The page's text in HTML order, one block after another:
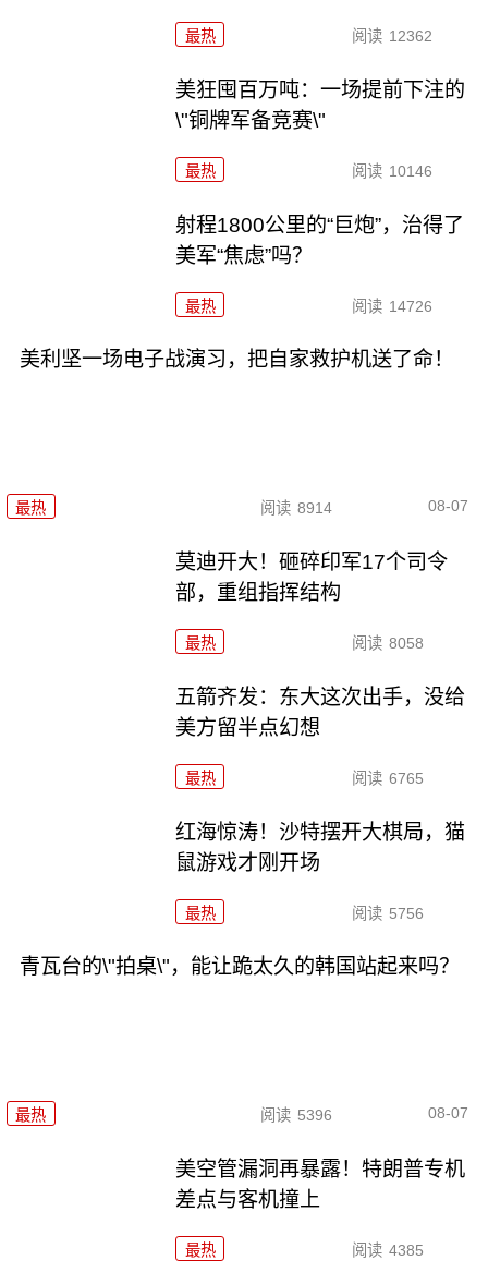
最热 阅读 12362
美狂囤百万吨：一场提前下注的
\"铜牌军备竞赛\"
最热 阅读 10146
射程1800公里的“巨炮”，治得了
美军“焦虑”吗？
最热 阅读 14726
美利坚一场电子战演习，把自家救护机送了命！
最热 阅读 8914 08-07
莫迪开大！砸碎印军17个司令
部，重组指挥结构
最热 阅读 8058
五箭齐发：东大这次出手，没给
美方留半点幻想
最热 阅读 6765
红海惊涛！沙特摆开大棋局，猫
鼠游戏才刚开场
最热 阅读 5756
青瓦台的\"拍桌\"，能让跪太久的韩国站起来吗？
最热 阅读 5396 08-07
美空管漏洞再暴露！特朗普专机
差点与客机撞上
最热 阅读 4385